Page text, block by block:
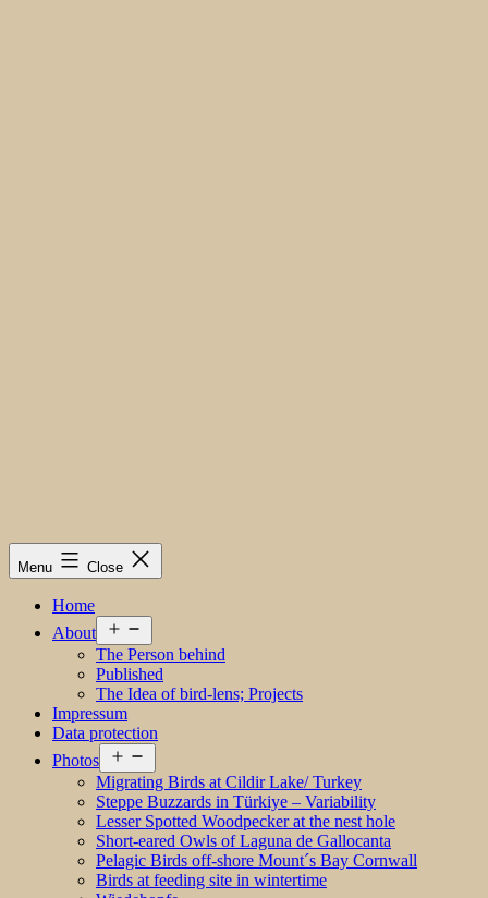
Menu Close
Home
About
menu
The Person behind
Published
The Idea of bird-lens; Projects
Impressum
Data protection
Photos
menu
Migrating Birds at Cildir Lake/ Turkey
Steppe Buzzards in Türkiye – Variability
Lesser Spotted Woodpecker at the nest hole
Short-eared Owls of Laguna de Gallocanta
Pelagic Birds off-shore Mount´s Bay Cornwall
Birds at feeding site in wintertime